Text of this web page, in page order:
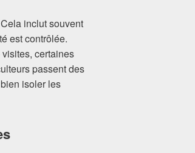
inclut souvent
est contrôlée.
certaines
passent des
isoler les